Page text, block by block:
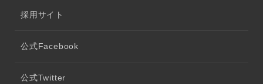
採用サイト
公式Facebook
公式Twitter